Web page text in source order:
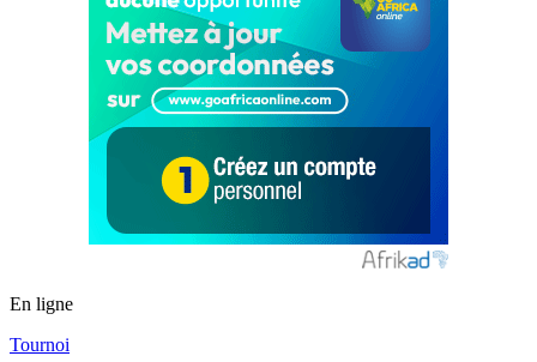
En ligne
Tournoi